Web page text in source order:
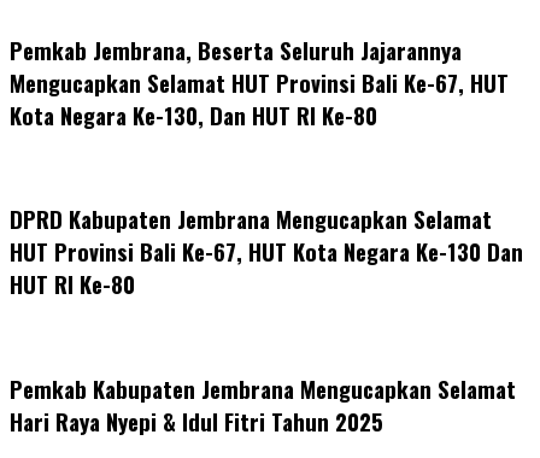
Pemkab Jembrana, Beserta Seluruh Jajarannya
Mengucapkan Selamat HUT Provinsi Bali Ke-67, HUT
Kota Negara Ke-130, Dan HUT RI Ke-80
DPRD Kabupaten Jembrana Mengucapkan Selamat
HUT Provinsi Bali Ke-67, HUT Kota Negara Ke-130 Dan
HUT RI Ke-80
Pemkab Kabupaten Jembrana Mengucapkan Selamat
Hari Raya Nyepi & Idul Fitri Tahun 2025